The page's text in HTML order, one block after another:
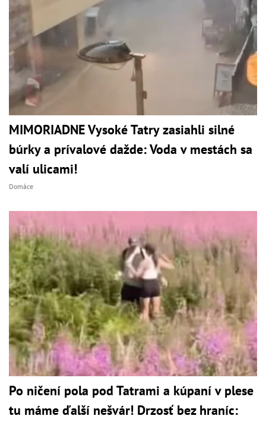
MIMORIADNE Vysoké Tatry zasiahli silné
búrky a prívalové dažde: Voda v mestách sa
valí ulicami!
Domáce
Po ničení pola pod Tatrami a kúpaní v plese
tu máme ďalší nešvár! Drzosť bez hraníc: